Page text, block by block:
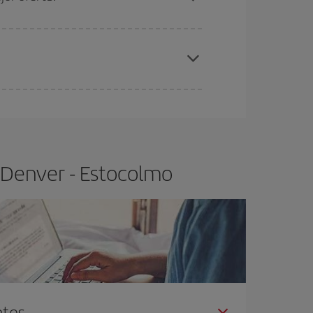
Estocolmo-dest
- Estocolmo